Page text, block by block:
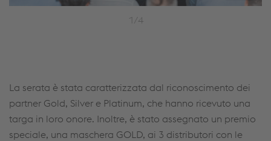
1/4
La serata è stata caratterizzata dal riconoscimento dei
partner Gold, Silver e Platinum, che hanno ricevuto una
targa in loro onore. Inoltre, è stato assegnato un premio
speciale, una maschera GOLD, ai 3 distributori con le